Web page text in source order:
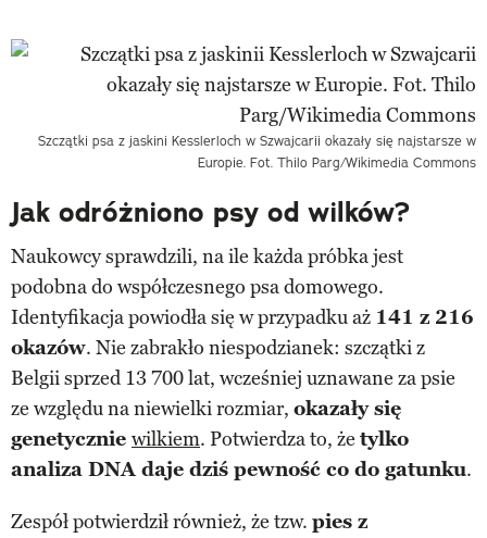
Szczątki psa z jaskini Kesslerloch w Szwajcarii okazały się najstarsze w
Europie. Fot. Thilo Parg/Wikimedia Commons
Jak odróżniono psy od wilków?
Naukowcy sprawdzili, na ile każda próbka jest
podobna do współczesnego psa domowego.
Identyfikacja powiodła się w przypadku aż 141 z 216
okazów. Nie zabrakło niespodzianek: szczątki z
Belgii sprzed 13 700 lat, wcześniej uznawane za psie
ze względu na niewielki rozmiar, okazały się
genetycznie wilkiem. Potwierdza to, że tylko
analiza DNA daje dziś pewność co do gatunku.
Zespół potwierdził również, że tzw. pies z